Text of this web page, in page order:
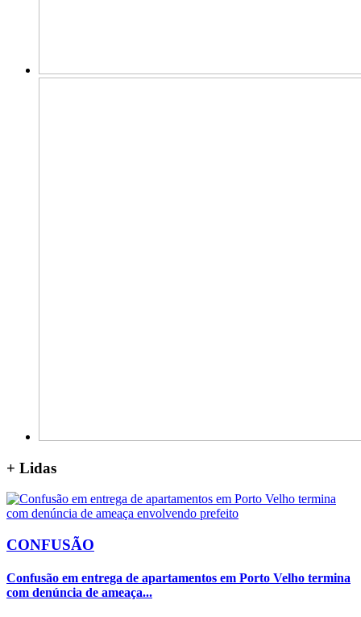
+ Lidas
CONFUSÃO
Confusão em entrega de apartamentos em Porto Velho termina
com denúncia de ameaça...